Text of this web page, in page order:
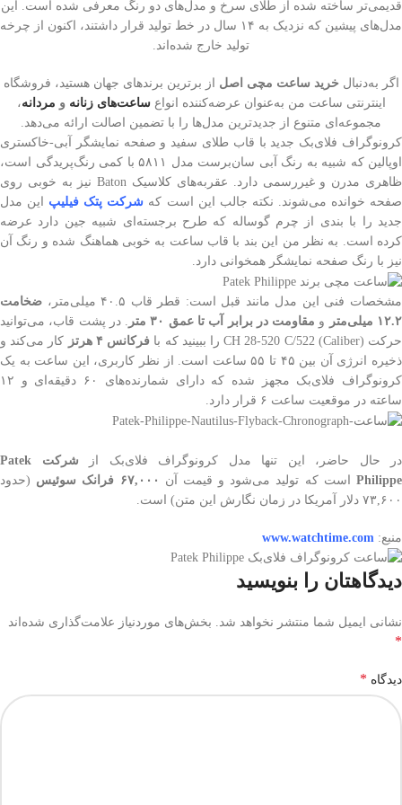
قدیمی‌تر ساخته شده از طلای سرخ و مدل‌های دو رنگ معرفی شده است. این
مدل‌های پیشین که نزدیک به ۱۴ سال در خط تولید قرار داشتند، اکنون از چرخه
تولید خارج شده‌اند.
اگر به‌دنبال خرید ساعت مچی اصل از برترین برندهای جهان هستید، فروشگاه
اینترنتی ساعت من به‌عنوان عرضه‌کننده انواعساعت‌های زنانه و مردانه،
مجموعه‌ای متنوع از جدیدترین مدل‌ها را با تضمین اصالت ارائه می‌دهد.
کرونوگراف فلای‌بک جدید با قاب طلای سفید و صفحه نمایشگر آبی-خاکستری
اوپالین که شبیه به رنگ آبی سان‌برست مدل ۵۸۱۱ با کمی رنگ‌پریدگی است،
ظاهری مدرن و غیررسمی دارد. عقربه‌های کلاسیک Baton نیز به خوبی روی
صفحه خوانده می‌شوند. نکته جالب این است که شرکت پتک فیلیپ این مدل
جدید را با بندی از چرم گوساله که طرح برجسته‌ای شبیه جین دارد عرضه
کرده است. به نظر من این بند با قاب ساعت به خوبی هماهنگ شده و رنگ آن
نیز با رنگ صفحه نمایشگر همخوانی دارد.
مشخصات فنی این مدل مانند قبل است: قطر قاب ۴۰.۵ میلی‌متر،
ضخامت
۱۲.۲ میلی‌متر
و مقاومت در برابر آب تا عمق ۳۰ متر
. در پشت قاب، می‌توانید
حرکت (Caliber) CH 28‑520 C/522 را ببینید که با
فرکانس ۴ هرتز
کار می‌کند و
ذخیره انرژی آن بین ۴۵ تا ۵۵ ساعت است. از نظر کاربری، این ساعت به یک
کرونوگراف فلای‌بک مجهز شده که دارای شمارنده‌های ۶۰ دقیقه‌ای و ۱۲
ساعته در موقعیت ساعت ۶ قرار دارد.
در حال حاضر، این تنها مدل کرونوگراف فلای‌بک از
شرکت Patek
Philippeاست که تولید می‌شود و قیمت آن ۶۷,۰۰۰ فرانک سوئیس
(حدود
۷۳,۶۰۰ دلار آمریکا در زمان نگارش این متن) است.
منبع: www.watchtime.com
دیدگاهتان را بنویسید
نشانی ایمیل شما منتشر نخواهد شد. بخش‌های موردنیاز علامت‌گذاری شده‌اند
*
دیدگاه *